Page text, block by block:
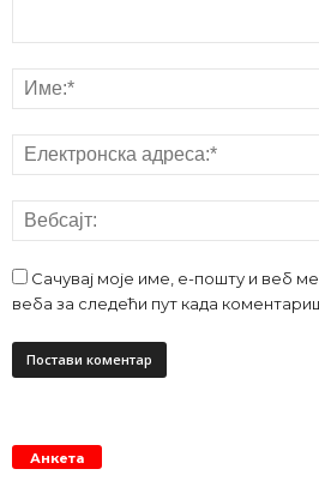
Сачувај моје име, е-пошту и веб
веба за следећи пут када
Анкета